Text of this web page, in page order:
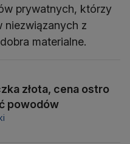
prywatnych, którzy
niezwiązanych z
materialne.
złota, cena ostro
powodów